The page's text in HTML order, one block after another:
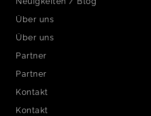
Über uns
Über uns
Partner
Partner
Kontakt
Kontakt